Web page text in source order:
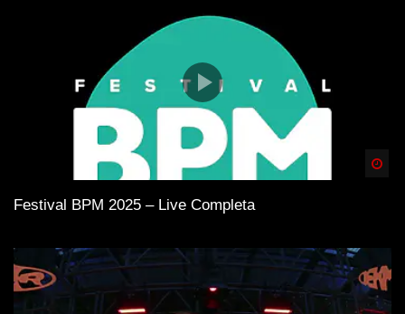
Festival BPM 2025 – Live Completa